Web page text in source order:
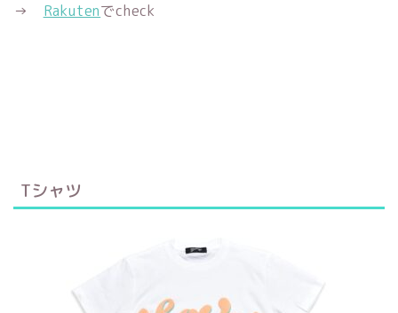
→ Rakutenでcheck
Tシャツ